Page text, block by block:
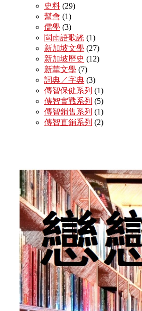
史料 (29)
幫會 (1)
儒學 (3)
閩南語歌謠 (1)
新加坡文學 (27)
新加坡歷史 (12)
新華文學 (7)
詞典／字典 (3)
傳智保健系列 (1)
傳智實戰系列 (5)
傳智銷售系列 (1)
傳智直銷系列 (2)